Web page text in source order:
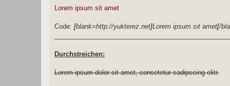
Lorem ipsum sit amet
Code: [blank=http://yukterez.net]Lorem ipsum sit amet[/
Durchstreichen:
Lorem ipsum dolor sit amet, consetetur sadipscing elitr.